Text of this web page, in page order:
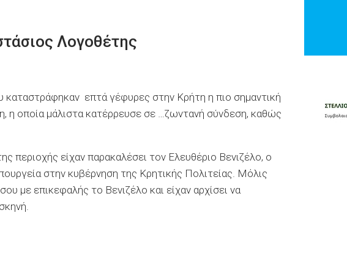
Λογοθέτης
επτά γέφυρες στην Κρήτη η πιο σημαντική
η οποία μάλιστα κατέρρευσε σε …ζωντανή σύνδεση, καθώς
περιοχής είχαν παρακαλέσει τον Ελευθέριο Βενιζέλο, ο
στην κυβέρνηση της Κρητικής Πολιτείας. Μόλις
με επικεφαλής το Βενιζέλο και είχαν αρχίσει να